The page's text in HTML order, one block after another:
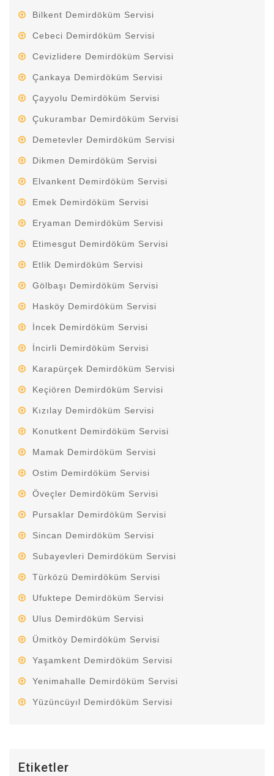
Bilkent Demirdöküm Servisi
Cebeci Demirdöküm Servisi
Cevizlidere Demirdöküm Servisi
Çankaya Demirdöküm Servisi
Çayyolu Demirdöküm Servisi
Çukurambar Demirdöküm Servisi
Demetevler Demirdöküm Servisi
Dikmen Demirdöküm Servisi
Elvankent Demirdöküm Servisi
Emek Demirdöküm Servisi
Eryaman Demirdöküm Servisi
Etimesgut Demirdöküm Servisi
Etlik Demirdöküm Servisi
Gölbaşı Demirdöküm Servisi
Hasköy Demirdöküm Servisi
İncek Demirdöküm Servisi
İncirli Demirdöküm Servisi
Karapürçek Demirdöküm Servisi
Keçiören Demirdöküm Servisi
Kızılay Demirdöküm Servisi
Konutkent Demirdöküm Servisi
Mamak Demirdöküm Servisi
Ostim Demirdöküm Servisi
Öveçler Demirdöküm Servisi
Pursaklar Demirdöküm Servisi
Sincan Demirdöküm Servisi
Subayevleri Demirdöküm Servisi
Türközü Demirdöküm Servisi
Ufuktepe Demirdöküm Servisi
Ulus Demirdöküm Servisi
Ümitköy Demirdöküm Servisi
Yaşamkent Demirdöküm Servisi
Yenimahalle Demirdöküm Servisi
Yüzüncüyıl Demirdöküm Servisi
Etiketler